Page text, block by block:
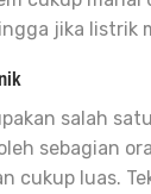
jika listrik
salah
sebagian
cukup luas.